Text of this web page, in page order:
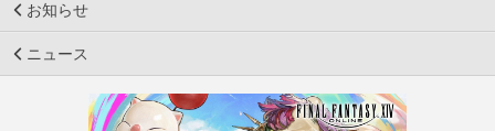
お知らせ
ニュース